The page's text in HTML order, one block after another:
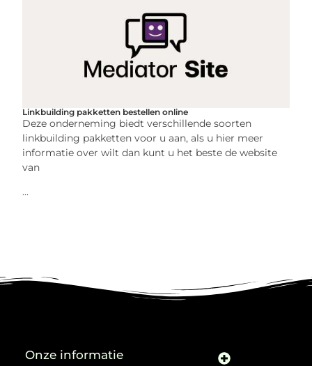
Linkbuilding pakketten bestellen online
Deze onderneming biedt verschillende soorten
linkbuilding pakketten voor u aan, als u hier meer
informatie over wilt dan kunt u het beste de website
van
...
Onze informatie